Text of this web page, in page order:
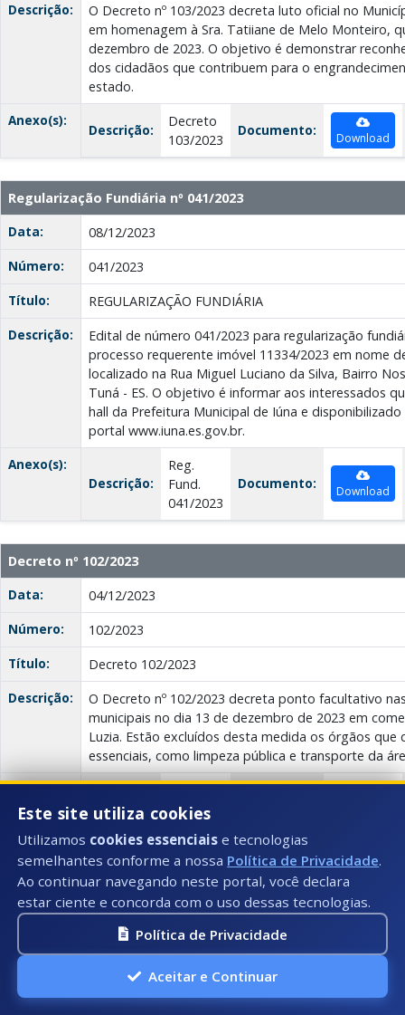
Descrição:
O Decreto nº 103/2023 decreta luto oficial no
em homenagem à Sra. Tatiiane de Melo Monteiro,
dezembro de 2023. O objetivo é demonstrar
dos cidadãos que contribuem para o
estado.
Anexo(s):
Descrição:
Decreto
103/2023
Documento: Download
Regularização Fundiária nº 041/2023
Data:
08/12/2023
Número:
041/2023
Título:
REGULARIZAÇÃO FUNDIÁRIA
Descrição:
Edital de número 041/2023 para regularização
processo requerente imóvel 11334/2023 em nome
localizado na Rua Miguel Luciano da Silva, Bairro
Tuná - ES. O objetivo é informar aos interessados
hall da Prefeitura Municipal de Iúna e
portal www.iuna.es.gov.br.
Anexo(s):
Descrição:
Reg.
Fund.
041/2023
Documento: Download
Decreto nº 102/2023
Data:
04/12/2023
Número:
102/2023
Título:
Decreto 102/2023
Descrição:
O Decreto nº 102/2023 decreta ponto facultativo
municipais no dia 13 de dezembro de 2023 em
Luzia. Estão excluídos desta medida os órgãos que
essenciais, como limpeza pública e transporte da
Anexo(s):
102/2023
Regularização Fundiária nº 040/2023
Data:
04/12/2023
040/2023
REGULARIZAÇÃO FUNDIÁRIA
Descrição:
O Edital Nº 040/2023 trata da Regularização
Este site utiliza cookies
Utilizamos cookies essenciais e tecnologias
semelhantes conforme a nossa Política de Privacidade.
Ao continuar navegando neste portal, você declara
estar ciente e concorda com o uso dessas tecnologias.
Política de Privacidade
Aceitar e Continuar